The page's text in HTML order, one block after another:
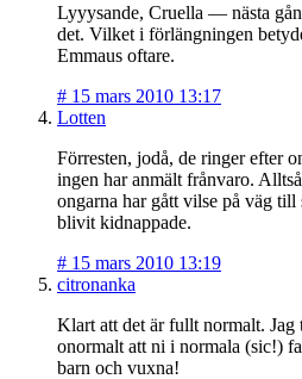
Lyyysande, Cruella — nästa
det. Vilket i förlängningen
Emmaus oftare.
# 15 mars 2010 13:17
Lotten
Förresten, jodå, de ringer efter
ingen har anmält frånvaro.
ongarna har gått vilse på väg
blivit kidnappade.
# 15 mars 2010 13:19
citronanka
Klart att det är fullt normalt. Jag
onormalt att ni i normala (sic!)
barn och vuxna!